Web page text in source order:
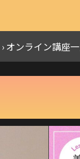
› オンライン講座